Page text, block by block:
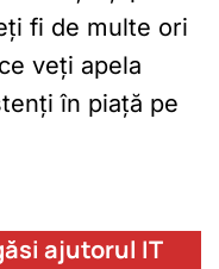
fi de multe ori
veți apela
în piață pe
ajutorul IT